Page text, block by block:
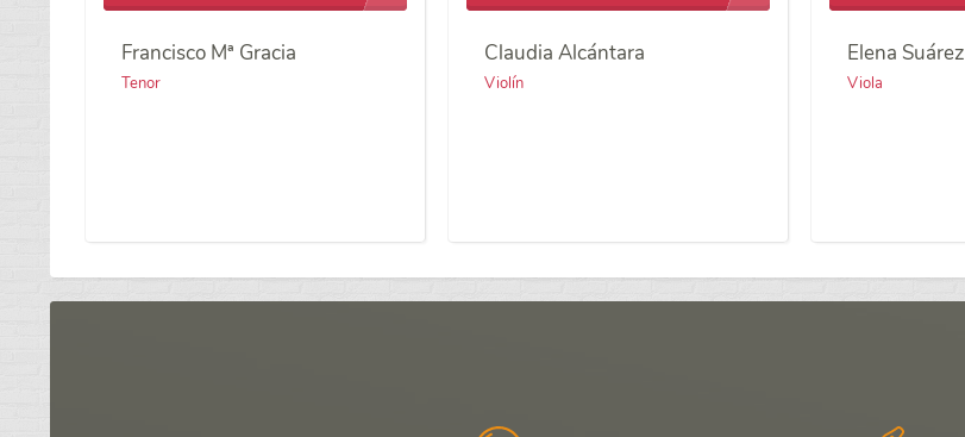
Francisco Mª Gracia
Tenor
Claudia Alcántara
Violín
Elena Suárez
Viola